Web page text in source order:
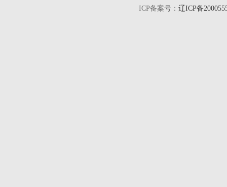
ICP备案号： 辽ICP备